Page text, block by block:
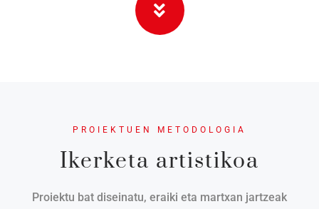
PROIEKTUEN METODOLOGIA
Ikerketa artistikoa
Proiektu bat diseinatu, eraiki eta martxan jartzeak